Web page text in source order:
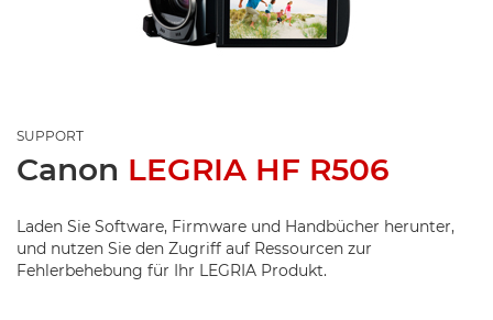
SUPPORT
Canon LEGRIA HF R506
Laden Sie Software, Firmware und Handbücher herunter,
und nutzen Sie den Zugriff auf Ressourcen zur
Fehlerbehebung für Ihr LEGRIA Produkt.